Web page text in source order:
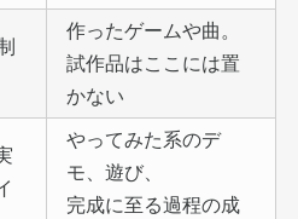
作ったゲームや曲。
試作品はここには置
かない
やってみた系のデ
モ、遊び、
完成に至る過程の成